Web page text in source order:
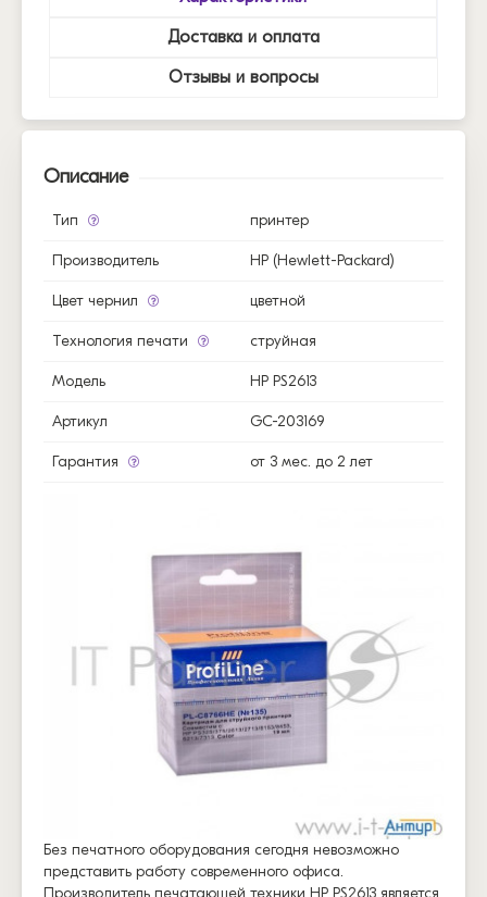
Доставка и оплата
Отзывы и вопросы
Описание
Тип принтер
Производитель HP (Hewlett-Packard)
Цвет чернил цветной
Технология печати струйная
Модель HP PS2613
Артикул GC-203169
Гарантия от 3 мес. до 2 лет
Без печатного оборудования сегодня невозможно
представить работу современного офиса.